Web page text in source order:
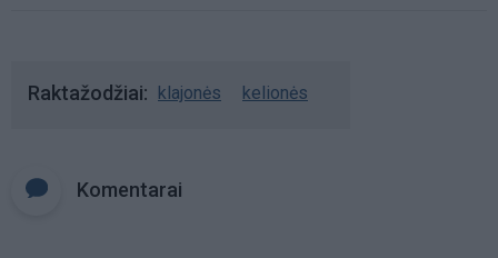
Raktažodžiai klajonės kelionės
Komentarai